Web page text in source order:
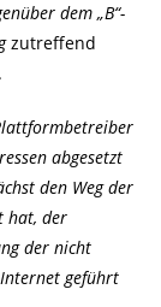
dem „B“-
zutreffend
abgesetzt
den Weg der
hat, der
der nicht
geführt